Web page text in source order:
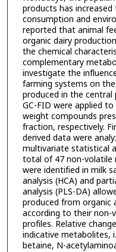
products has
consumption and
reported that animal
organic dairy
the chemical
complementary
investigate the
farming systems on
produced in the central
GC-FID were applied
weight compounds
fraction, respectively.
derived data were
multivariate statistical
total of 47 non-volatile
were identified in milk
analysis (HCA) and
analysis (PLS-DA)
produced from organic
according to their
profiles. Relative
indicative metabolites,
betaine, N-